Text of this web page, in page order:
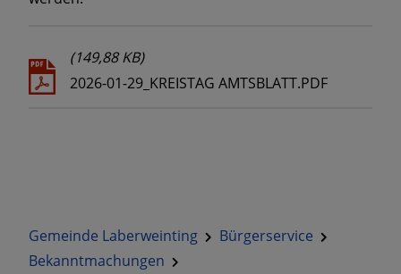
Gemeinde Laberweinting
Bürgerservice
Bekanntmachungen
(149,88 KB)
2026-01-29_KREISTAG AMTSBLATT.PDF